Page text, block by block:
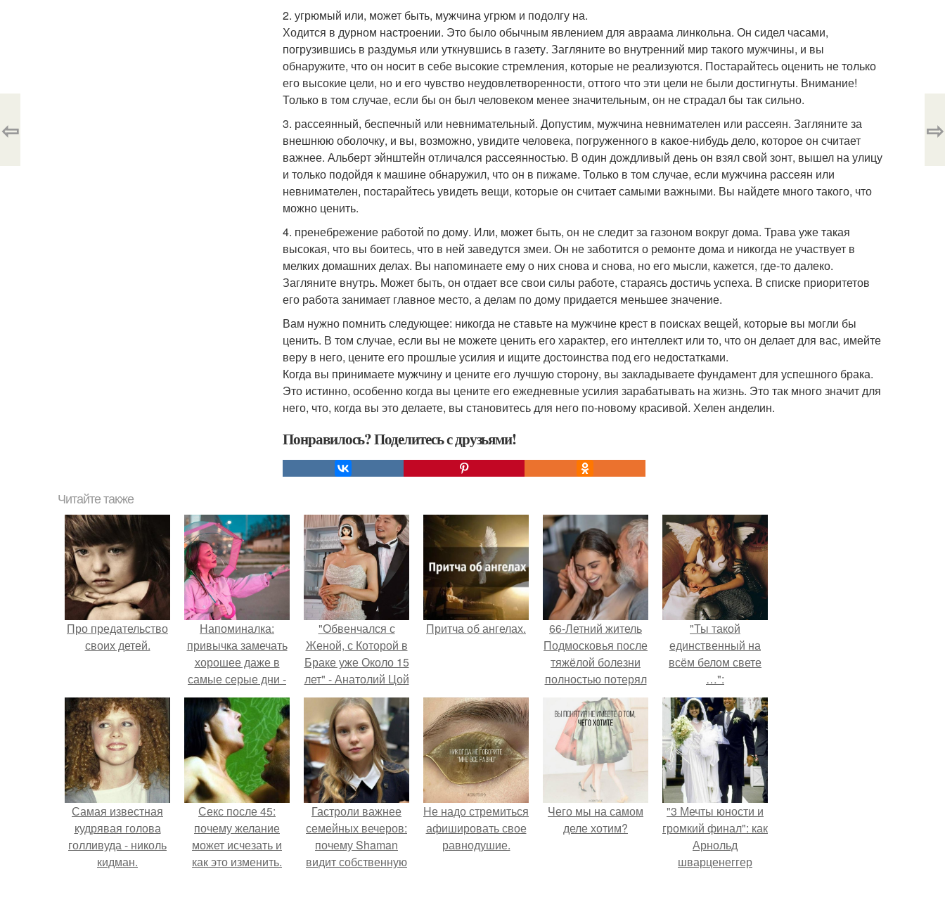
2. угрюмый или, может быть, мужчина угрюм и подолгу на.
Ходится в дурном настроении. Это было обычным явлением для авраама линкольна. Он сидел часами,
погрузившись в раздумья или уткнувшись в газету. Загляните во внутренний мир такого мужчины, и вы
обнаружите, что он носит в себе высокие стремления, которые не реализуются. Постарайтесь оценить не только
его высокие цели, но и его чувство неудовлетворенности, оттого что эти цели не были достигнуты. Внимание!
Только в том случае, если бы он был человеком менее значительным, он не страдал бы так сильно.
3. рассеянный, беспечный или невнимательный. Допустим, мужчина невнимателен или рассеян. Загляните за
внешнюю оболочку, и вы, возможно, увидите человека, погруженного в какое-нибудь дело, которое он считает
важнее. Альберт эйнштейн отличался рассеянностью. В один дождливый день он взял свой зонт, вышел на улицу
и только подойдя к машине обнаружил, что он в пижаме. Только в том случае, если мужчина рассеян или
невнимателен, постарайтесь увидеть вещи, которые он считает самыми важными. Вы найдете много такого, что
можно ценить.
4. пренебрежение работой по дому. Или, может быть, он не следит за газоном вокруг дома. Трава уже такая
высокая, что вы боитесь, что в ней заведутся змеи. Он не заботится о ремонте дома и никогда не участвует в
мелких домашних делах. Вы напоминаете ему о них снова и снова, но его мысли, кажется, где-то далеко.
Загляните внутрь. Может быть, он отдает все свои силы работе, стараясь достичь успеха. В списке приоритетов
его работа занимает главное место, а делам по дому придается меньшее значение.
Вам нужно помнить следующее: никогда не ставьте на мужчине крест в поисках вещей, которые вы могли бы
ценить. В том случае, если вы не можете ценить его характер, его интеллект или то, что он делает для вас, имейте
веру в него, цените его прошлые усилия и ищите достоинства под его недостатками.
Когда вы принимаете мужчину и цените его лучшую сторону, вы закладываете фундамент для успешного брака.
Это истинно, особенно когда вы цените его ежедневные усилия зарабатывать на жизнь. Это так много значит для
него, что, когда вы это делаете, вы становитесь для него по-новому красивой. Хелен анделин.
Понравилось? Поделитесь с друзьями!
⇦ ⇨
Читайте также
Про предательство
своих детей.
Напоминалка:
привычка замечать
хорошее даже в
самые серые дни -
это не очередная
сказка из книг по
саморазвитию.
"Обвенчался с
Женой, с Которой в
Браке уже Около 15
лет" - Анатолий Цой
удивил
поклонников
"тайной свадьбой".
Притча об ангелах.
66-Летний житель
Подмосковья после
тяжёлой болезни
полностью потерял
потенцию, но
решил
восстановить
интимную жизнь с
молодой супругой,
пишут СМИ.
"Ты такой
единственный на
всём белом свете
…":
Самая известная
кудрявая голова
голливуда - николь
кидман.
Секс после 45:
почему желание
может исчезать и
как это изменить.
Гастроли важнее
семейных вечеров:
почему Shaman
видит собственную
Hе надо стремиться
афишировать свое
равнодушие.
Чего мы на самом
деле хотим?
"3 Мечты юности и
громкий финал": как
Арнольд
шварценеггер